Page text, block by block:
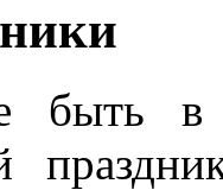
быть в